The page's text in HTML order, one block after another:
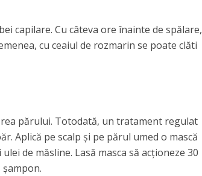
capilare. Cu câteva ore înainte de spălare,
cu ceaiul de rozmarin se poate clăti
părului. Totodată, un tratament regulat
Aplică pe scalp şi pe părul umed o mască
de măsline. Lasă masca să acţioneze 30